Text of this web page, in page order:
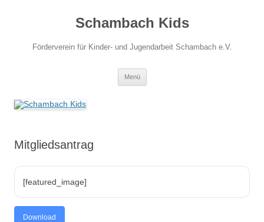
Schambach Kids
Förderverein für Kinder- und Jugendarbeit Schambach e.V.
Menü
Mitgliedsantrag
[featured_image]
Download